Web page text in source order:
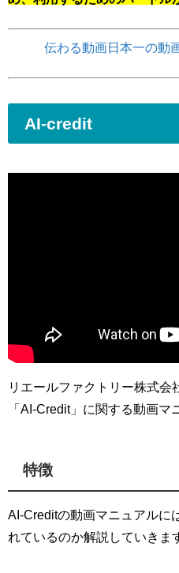
伝わる動画日本一の動
AI-credit
リエールファクトリー株式会
「AI-Credit」に関する動画マ
特徴
AI-Creditの動画マニュアルに
れているのか解説していきま